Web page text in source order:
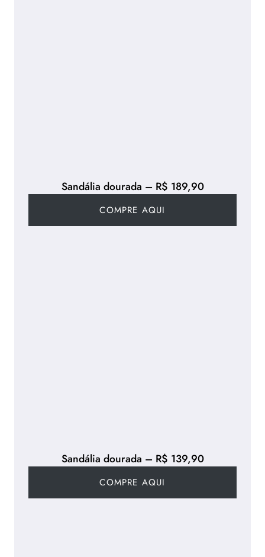
Sandália dourada – R$ 189,90
COMPRE AQUI
Sandália dourada – R$ 139,90
COMPRE AQUI